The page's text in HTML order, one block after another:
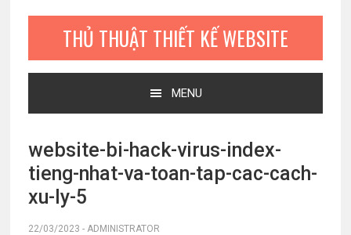
THỦ THUẬT THIẾT KẾ WEBSITE
MENU
website-bi-hack-virus-index-
tieng-nhat-va-toan-tap-cac-cach-
xu-ly-5
22/03/2023 - ADMINISTRATOR